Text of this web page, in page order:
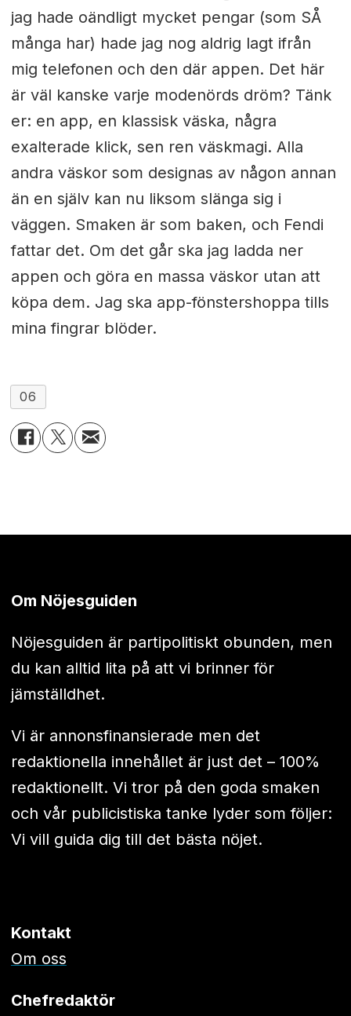
jag hade oändligt mycket pengar (som SÅ
många har) hade jag nog aldrig lagt ifrån
mig telefonen och den där appen. Det här
är väl kanske varje modenörds dröm? Tänk
er: en app, en klassisk väska, några
exalterade klick, sen ren väskmagi. Alla
andra väskor som designas av någon annan
än en själv kan nu liksom slänga sig i
väggen. Smaken är som baken, och Fendi
fattar det. Om det går ska jag ladda ner
appen och göra en massa väskor utan att
köpa dem. Jag ska app-fönstershoppa tills
mina fingrar blöder.
06
Om Nöjesguiden
Nöjesguiden är partipolitiskt obunden, men
du kan alltid lita på att vi brinner för
jämställdhet.
Vi är annonsfinansierade men det
redaktionella innehållet är just det – 100%
redaktionellt. Vi tror på den goda smaken
och vår publicistiska tanke lyder som följer:
Vi vill guida dig till det bästa nöjet.
Kontakt
Om oss
Chefredaktör